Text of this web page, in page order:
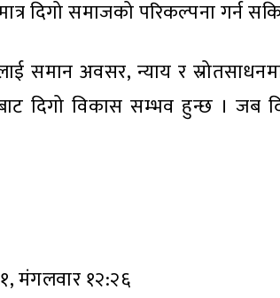
दिगो समाजको परिकल्पना गर्न
समान अवसर, न्याय र
दिगो विकास सम्भव हुन्छ । जब
मंगलवार १२:२६